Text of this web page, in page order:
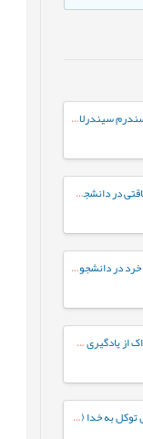
ویژگی‌‌های روان‌‌سنجی نسخه فارسی مقیاس سندرم سیندرلا در دانشجویان دختر
ویژگی‏های روان‌سنجی نسخه کوتاه مقیاس پرطاقتی در دانشجویان ایرانی
اعتبارسنجی ساختار عاملی مقیاس خودسنجی خرد در دانشجویان
بررسی ویژگی‌‌های روان‌‌سنجی پرسشنامه ادراک از یادگیری سازگار با مغز
تهیه دو فرم کوتاه و موازی از فرم بلند مقیاس توکل به خدا (TiG)